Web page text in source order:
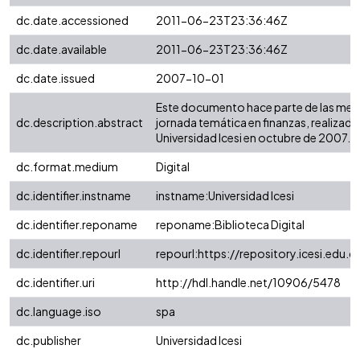
dc.date.accessioned
2011-06-23T23:36:46Z
dc.date.available
2011-06-23T23:36:46Z
dc.date.issued
2007-10-01
dc.description.abstract
Este documento hace parte de las
jornada temática en finanzas, realizada
Universidad Icesi en octubre de 2007.
dc.format.medium
Digital
dc.identifier.instname
instname:Universidad Icesi
dc.identifier.reponame
reponame:Biblioteca Digital
dc.identifier.repourl
repourl:https://
dc.identifier.uri
http://hdl.handle.net/10906/5478
dc.language.iso
spa
dc.publisher
Universidad Icesi